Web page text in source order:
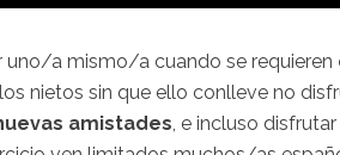
uno/a mismo/a cuando se requieren
nietos sin que ello conlleve no
amistades , e incluso